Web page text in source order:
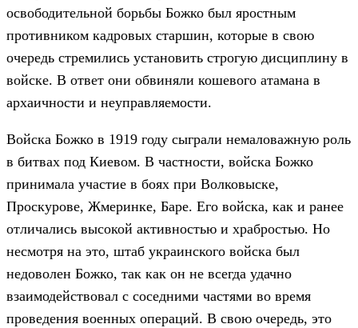
освободительной борьбы Божко был яростным
противником кадровых старшин, которые в свою
очередь стремились установить строгую дисциплину в
войске. В ответ они обвиняли кошевого атамана в
архаичности и неуправляемости.
Войска Божко в 1919 году сыграли немаловажную роль
в битвах под Киевом. В частности, войска Божко
принимала участие в боях при Волковыске,
Проскурове, Жмеринке, Баре. Его войска, как и ранее
отличались высокой активностью и храбростью. Но
несмотря на это, штаб украинского войска был
недоволен Божко, так как он не всегда удачно
взаимодействовал с соседними частями во время
проведения военных операций. В свою очередь, это